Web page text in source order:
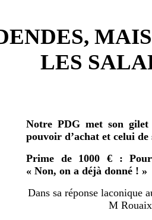
LES
Notre PDG met son
pouvoir d’achat et celui de
Prime de 1000 € :
« Non, on a déjà donné ! »
Dans sa réponse laconique
M